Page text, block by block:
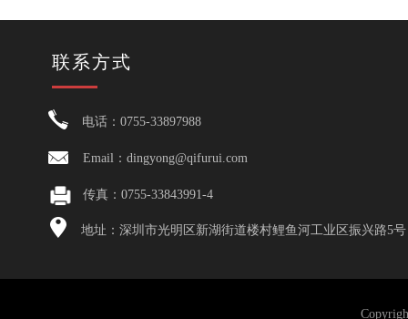
传真：0755-33843991-4
电话：0755-33897988
Email：dingyong@qifurui.com
地址：深圳市光明区新湖街道楼村鲤鱼河工业区振兴路5号
联系方式